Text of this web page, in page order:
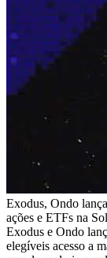
Exodus, Ondo
ações e ETFs na
Exodus e Ondo
elegíveis acesso a